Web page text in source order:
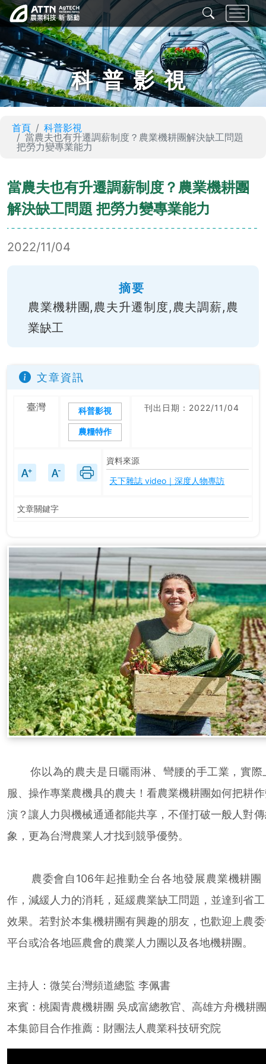
科普影視
首頁
科普影視
當農夫也有升遷調薪制度？農業機耕團解決缺工問題
把勞力變專業能力
當農夫也有升遷調薪制度？農業機耕團
解決缺工問題 把勞力變專業能力
2022/11/04
摘要
農業機耕團,農夫升遷制度,農夫調薪,農
業缺工
文章資訊
臺灣 科普影視
農糧特作
刊出日期：2022/11/04
資料來源
天下雜誌 video｜深度人物專訪
文章關鍵字
你以為的農夫是日曬雨淋、彎腰的手工業，實際
服、操作專業農機具的農夫！看農業機耕團如何把耕
演？讓人力與機械通通都能共享，不僅打破一般人對
象，更為台灣農業人才找到競爭優勢。
農委會自106年起推動全台各地發展農業機耕團
作，減緩人力的消耗，延緩農業缺工問題，並達到省
效果。若對於本集機耕團有興趣的朋友，也歡迎上農
平台或洽各地區農會的農業人力團以及各地機耕團。
主持人：微笑台灣頻道總監 李佩書
來賓：桃園青農機耕團 吳成富總教官、高雄方舟機耕
本集節目合作推薦：財團法人農業科技研究院